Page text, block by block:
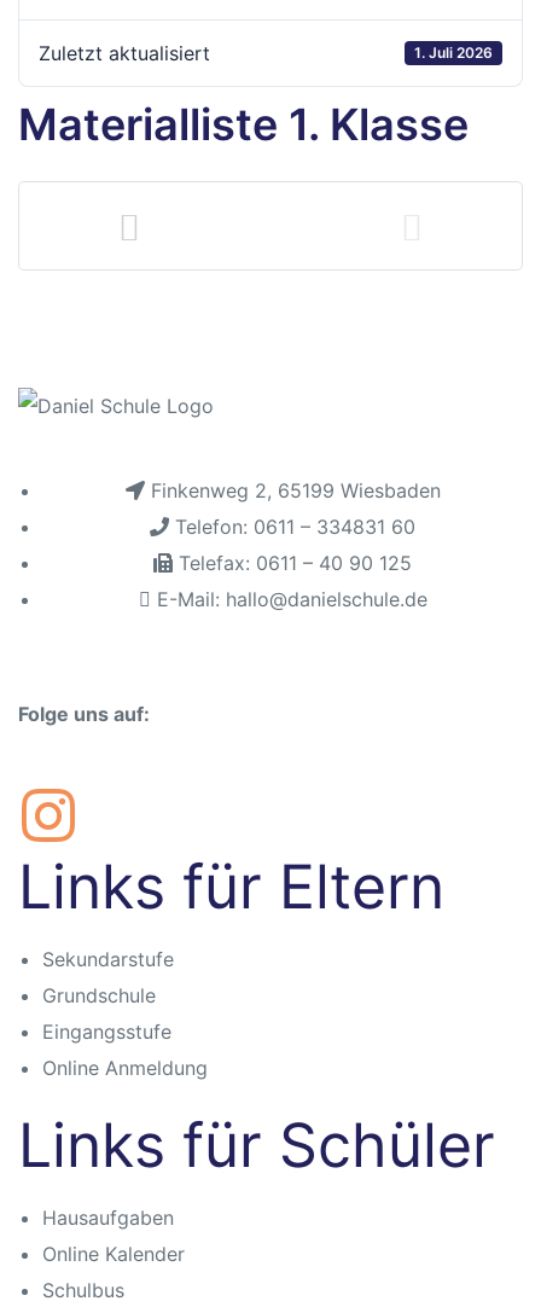
Zuletzt aktualisiert 1. Juli 2026
Materialliste 1. Klasse
Finkenweg 2, 65199 Wiesbaden
Telefon: 0611 – 334831 60
Telefax: 0611 – 40 90 125
E-Mail: hallo@danielschule.de
Folge uns auf:
Links für Eltern
Sekundarstufe
Grundschule
Eingangsstufe
Online Anmeldung
Links für Schüler
Hausaufgaben
Online Kalender
Schulbus